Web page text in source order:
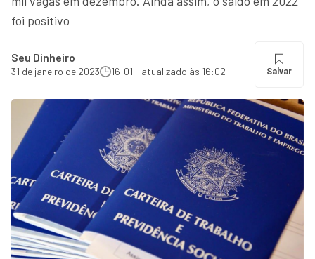
foi positivo
Seu Dinheiro
31 de janeiro de 2023 16:01 - atualizado às 16:02 Salvar